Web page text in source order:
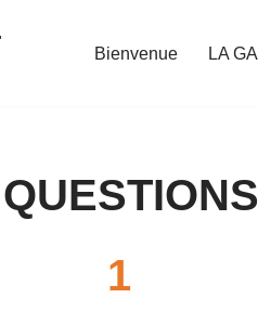
Bienvenue LA
1